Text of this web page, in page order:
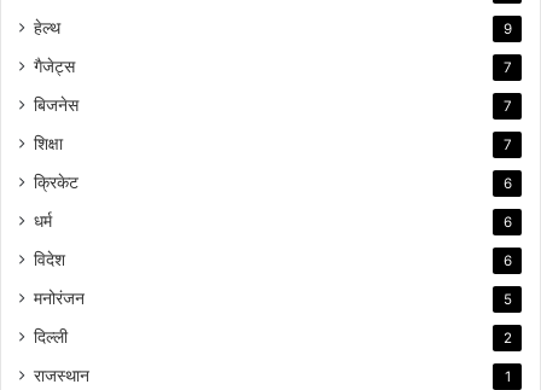
हेल्थ 9
गैजेट्स 7
बिजनेस 7
शिक्षा 7
क्रिकेट 6
धर्म 6
विदेश 6
मनोरंजन 5
दिल्ली 2
राजस्थान 1